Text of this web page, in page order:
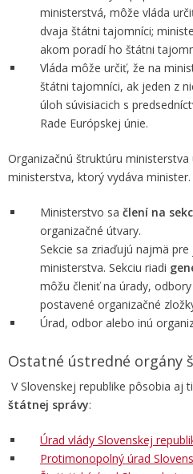
ministerstvá, môže vláda
dvaja štátni tajomníci;
akom poradí ho štátni
Vláda môže určiť, že na
štátni tajomníci, ak jeden z
úloh súvisiacich s
Rade Európskej únie.
Organizačnú štruktúru
ministerstva, ktorý vydáva minister.
Ministerstvo sa člení na
organizačné útvary.
Sekcie sa zriaďujú najmä
ministerstva. Sekciu riadi
môžu členiť na úrady,
postavené organizačné
Úrad, odbor alebo inú
Ostatné ústredné orgány
V Slovenskej republike pôsobia aj
štátnej správy:
Úrad vlády Slovenskej
Protimonopolný úrad